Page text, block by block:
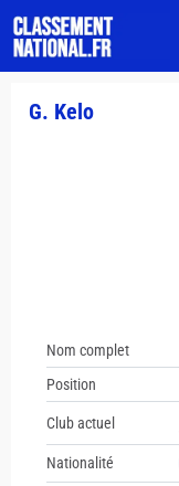
G. Kelo
Nom complet
Position
Club actuel
Nationalité